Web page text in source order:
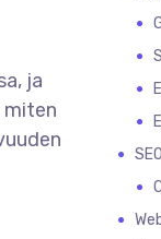
ja
miten